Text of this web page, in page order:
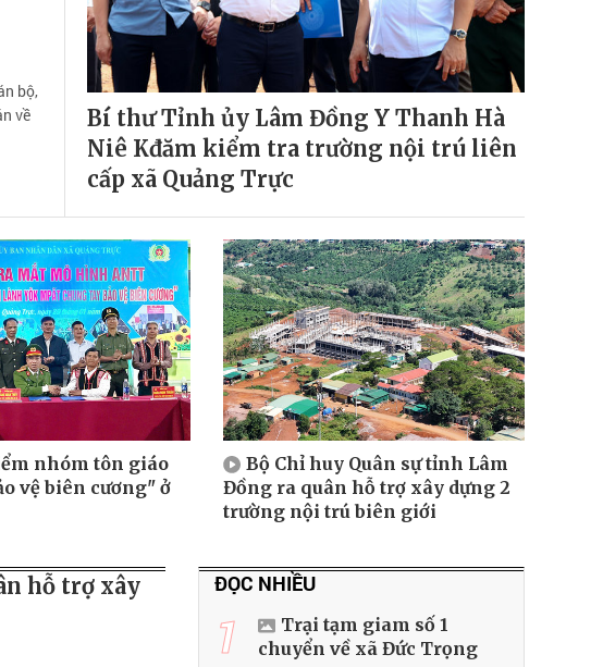
bộ,
về
Bí thư Tỉnh ủy Lâm Đồng Y Thanh Hà
Niê Kđăm kiểm tra trường nội trú liên
cấp xã Quảng Trực
nhóm tôn giáo
vệ biên cương" ở
Bộ Chỉ huy Quân sự tỉnh Lâm
Đồng ra quân hỗ trợ xây dựng 2
trường nội trú biên giới
hỗ trợ xây
ĐỌC NHIỀU
1
Trại tạm giam số 1
chuyển về xã Đức Trọng